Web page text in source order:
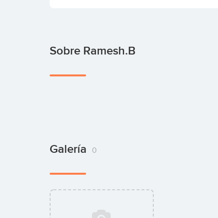
Sobre Ramesh.B
Galería 0